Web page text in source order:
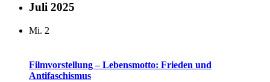
Juli 2025
Mi. 2
Filmvorstellung – Lebensmotto: Frieden und
Antifaschismus